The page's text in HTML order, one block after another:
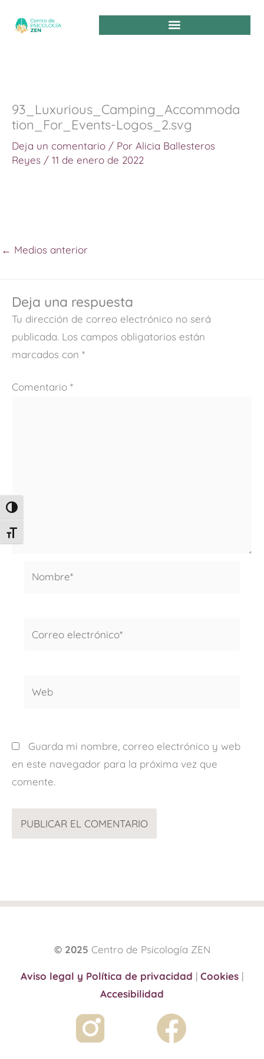
ALTERNAR ALTO CONTRASTE
ALTERNAR TAMAÑO DE LETRA
93_Luxurious_Camping_Accommoda
tion_For_Events-Logos_2.svg
Deja un comentario / Por Alicia Ballesteros
Reyes / 11 de enero de 2022
← Medios anterior
Deja una respuesta
Tu dirección de correo electrónico no será
publicada. Los campos obligatorios están
marcados con *
Comentario *
Guarda mi nombre, correo electrónico y web
en este navegador para la próxima vez que
comente.
© 2025 Centro de Psicología ZEN
Aviso legal y Política de privacidad | Cookies |
Accesibilidad